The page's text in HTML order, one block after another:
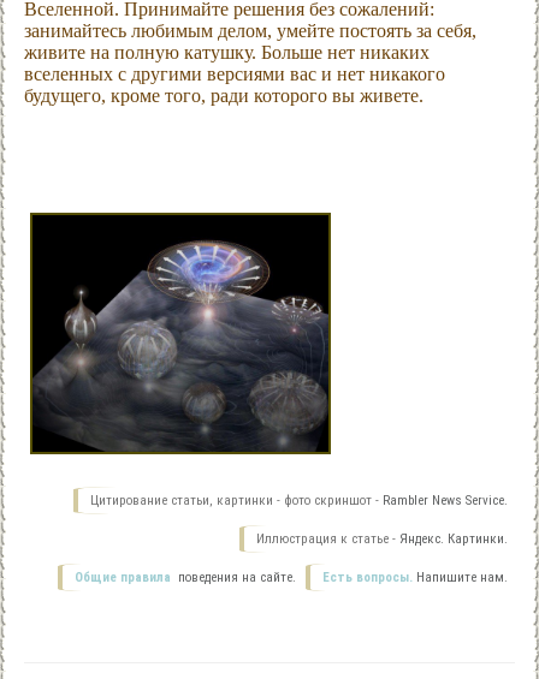
Вселенной. Принимайте решения без сожалений:
занимайтесь любимым делом, умейте постоять за себя,
живите на полную катушку. Больше нет никаких
вселенных с другими версиями вас и нет никакого
будущего, кроме того, ради которого вы живете.
Цитирование статьи, картинки - фото скриншот - Rambler News Service.
Иллюстрация к статье - Яндекс. Картинки.
Есть вопросы. Напишите нам.
Общие правила поведения на сайте.